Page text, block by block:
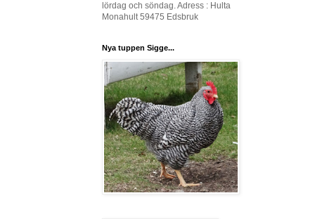
lördag och söndag. Adress : Hulta
Monahult 59475 Edsbruk
Nya tuppen Sigge...